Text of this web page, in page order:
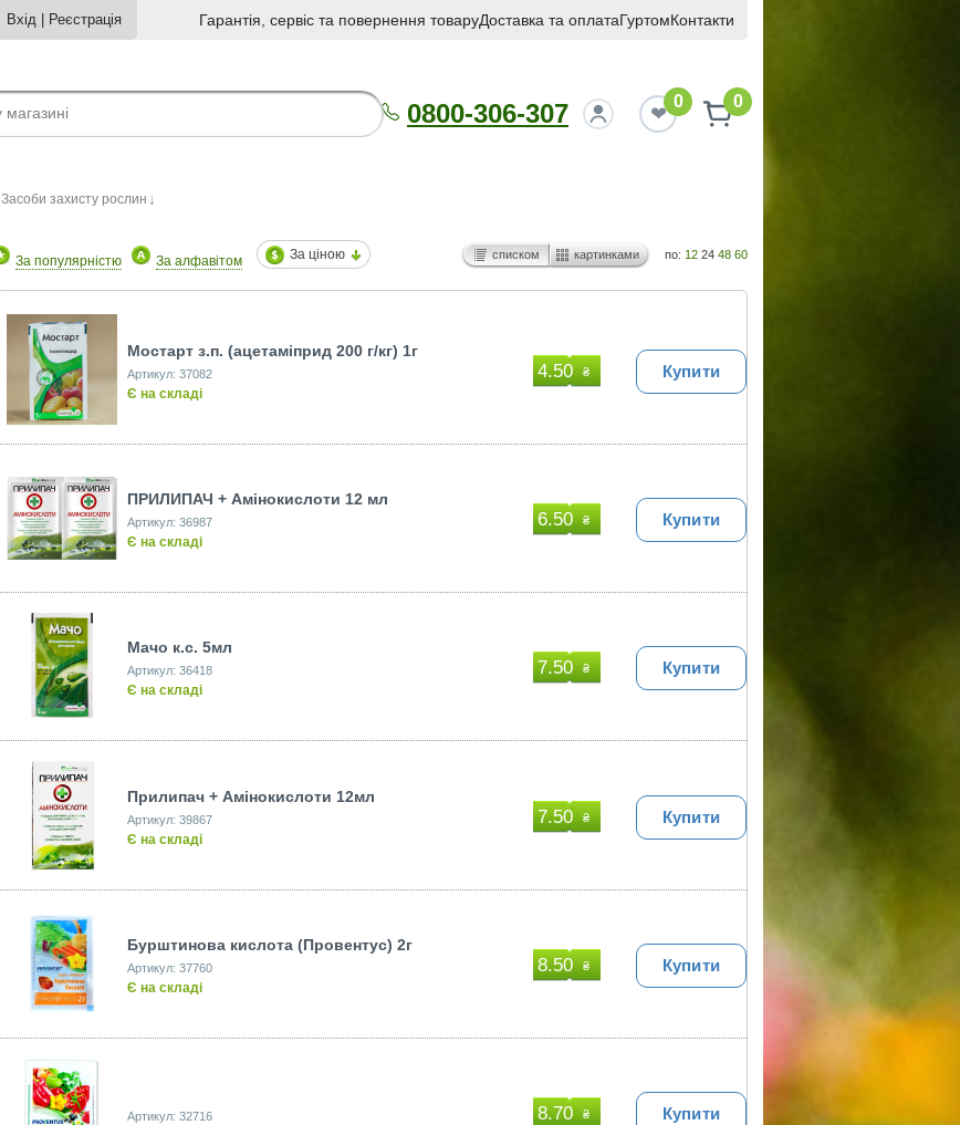
Вхід Реєстрація Гарантія, сервіс та повернення товаруДоставка та оплатаГуртомКонтакти
0800-306-307 0 0
Засоби захисту рослин
За популярністю За алфавітом За ціною по: 12 24 48 60
списком картинками
Мостарт з.п. (ацетамiприд 200 г/кг) 1г
Артикул: 37082
Є на складі
4.50 ₴ Купити
ПРИЛИПАЧ + Амiнокислоти 12 мл
Артикул: 36987
Є на складі
6.50 ₴ Купити
Мачо к.с. 5мл
Артикул: 36418
Є на складі
7.50 ₴ Купити
Прилипач + Амінокислоти 12мл
Артикул: 39867
Є на складі
7.50 ₴ Купити
Бурштинова кислота (Провентус) 2г
Артикул: 37760
Є на складі
8.50 ₴ Купити
Артикул: 32716 8.70 ₴ Купити